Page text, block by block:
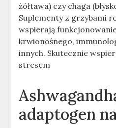
żółtawa) czy chaga
Suplementy z grzybami
wspierają
krwionośnego,
innych. Skutecznie
stresem
adaptogen